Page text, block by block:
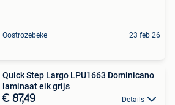
Oostrozebeke 23 feb 26
Quick Step Largo LPU1663 Dominicano
laminaat eik grijs
€ 87,49 Details